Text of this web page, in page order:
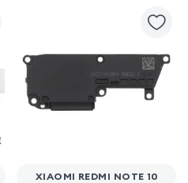
XIAOMI REDMI NOTE 10